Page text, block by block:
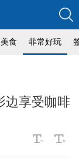
食 菲常好玩
边享受咖啡